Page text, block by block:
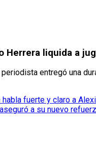
Herrera liquida a
periodista entregó una
fuerte y claro a
a su nuevo